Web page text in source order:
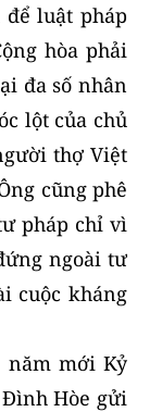
luật pháp
hòa phải
đa số nhân
lột của chủ
thợ Việt
cũng phê
pháp chỉ vì
ngoài tư
cuộc kháng
năm mới Kỷ
Đình Hòe gửi